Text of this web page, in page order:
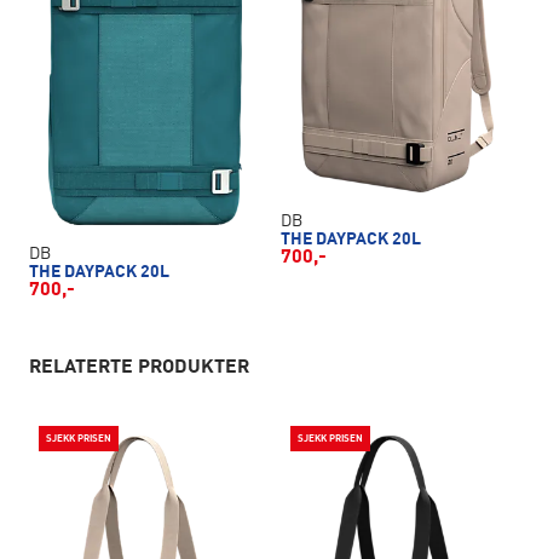
DB
THE DAYPACK 20L
700,-
DB
THE DAYPACK 20L
700,-
RELATERTE PRODUKTER
SJEKK PRISEN SJEKK PRISEN